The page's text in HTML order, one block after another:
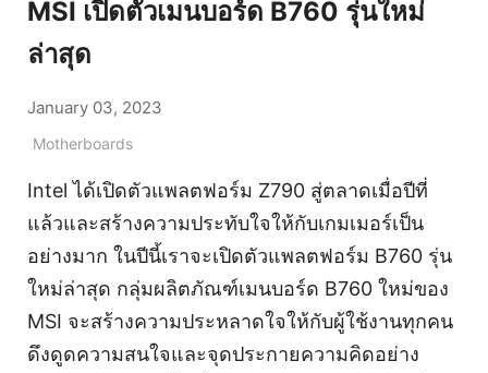
MSI เปิดตัวเมนบอร์ด B760 รุ่นใหม่
ล่าสุด
January 03, 2023
Motherboards
Intel ได้เปิดตัวแพลตฟอร์ม Z790 สู่ตลาดเมื่อปีที่
แล้วและสร้างความประทับใจให้กับเกมเมอร์เป็น
อย่างมาก ในปีนี้เราจะเปิดตัวแพลตฟอร์ม B760 รุ่น
ใหม่ล่าสุด กลุ่มผลิตภัณฑ์เมนบอร์ด B760 ใหม่ของ
MSI จะสร้างความประหลาดใจให้กับผู้ใช้งานทุกคน
ดึงดูดความสนใจและจุดประกายความคิดอย่าง